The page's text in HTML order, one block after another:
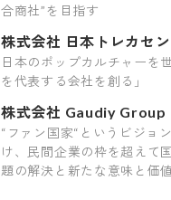
合商社”を目指す
株式会社 日本トレカセ
日本のポップカルチャーを
を代表する会社を創る」
株式会社 Gaudiy Group
“ファン国家“というビジョ
け、民間企業の枠を超えて
題の解決と新たな意味と価